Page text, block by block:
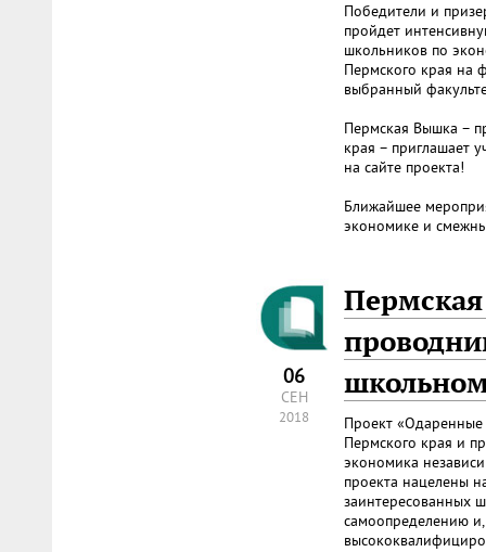
Победители и
пройдет
школьников по
Пермского края на
выбранный
Пермская Вышка –
края – приглашает
на сайте проекта!
Ближайшее
экономике и
06
СЕН
2018
Проект
Пермского края и
экономика
проекта нацелены
заинтересованных
самоопределению